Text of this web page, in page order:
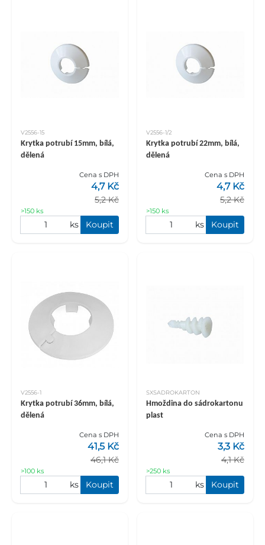
V2556-15
Krytka potrubí 15mm, bílá,
dělená
Cena s DPH
5,2 Kč
4,7 Kč
>150 ks
ks Koupit
V2556-1/2
Krytka potrubí 22mm, bílá,
dělená
Cena s DPH
5,2 Kč
4,7 Kč
>150 ks
ks Koupit
V2556-1
Krytka potrubí 36mm, bílá,
dělená
Cena s DPH
46,1 Kč
41,5 Kč
>100 ks
ks Koupit
SXSADROKARTON
Hmoždina do sádrokartonu
plast
Cena s DPH
4,1 Kč
3,3 Kč
>250 ks
ks Koupit